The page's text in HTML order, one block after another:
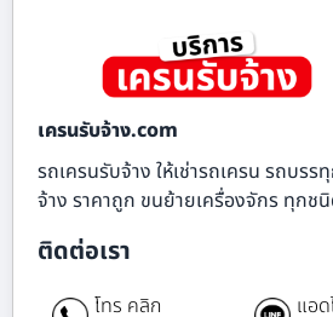
เครนรับจ้าง.com
รถเครนรับจ้าง ให้เช่ารถเครน รถบร
จ้าง ราคาถูก ขนย้ายเครื่องจักร ทุกช
ติดต่อเรา
โทร คลิก แอ